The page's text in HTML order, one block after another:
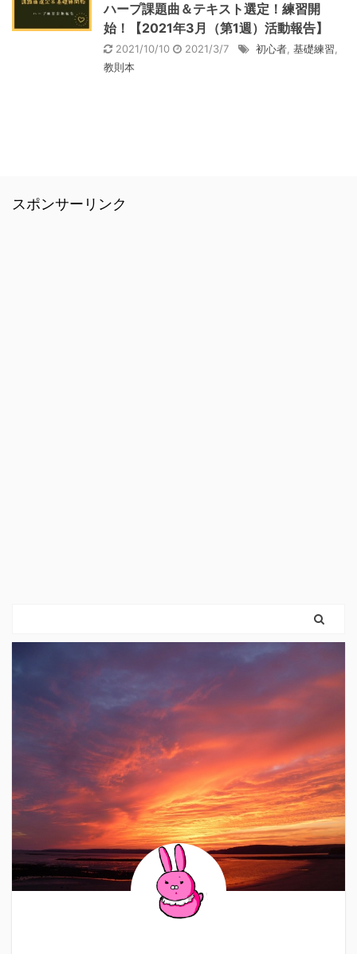
ハープ課題曲＆テキスト選定！練習開
始！【2021年3月（第1週）活動報告】
2021/10/10 2021/3/7 初心者 基礎練習
教則本
スポンサーリンク